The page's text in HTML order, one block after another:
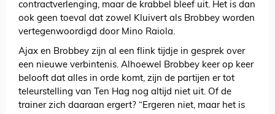
contractverlenging, maar de krabbel bleef uit. Het is dan
ook geen toeval dat zowel Kluivert als Brobbey worden
vertegenwoordigd door Mino Raiola.
Ajax en Brobbey zijn al een flink tijdje in gesprek over
een nieuwe verbintenis. Alhoewel Brobbey keer op keer
belooft dat alles in orde komt, zijn de partijen er tot
teleurstelling van Ten Hag nog altijd niet uit. Of de
trainer zich daaraan ergert? “Ergeren niet, maar het is